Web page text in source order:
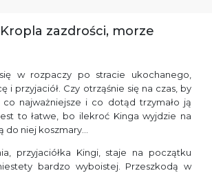
zazdrości, morze
w rozpaczy po stracie ukochanego,
i przyjaciół. Czy otrząśnie się na czas, by
najważniejsze i co dotąd trzymało ją
to łatwe, bo ilekroć Kinga wyjdzie na
do niej koszmary…
przyjaciółka Kingi, staje na początku
bardzo wyboistej. Przeszkodą w